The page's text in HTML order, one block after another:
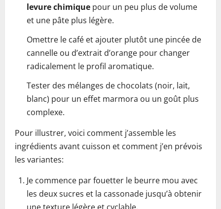
levure chimique pour un peu plus de volume
et une pâte plus légère.
Omettre le café et ajouter plutôt une pincée de
cannelle ou d’extrait d’orange pour changer
radicalement le profil aromatique.
Tester des mélanges de chocolats (noir, lait,
blanc) pour un effet marmora ou un goût plus
complexe.
Pour illustrer, voici comment j’assemble les
ingrédients avant cuisson et comment j’en prévois
les variantes:
Je commence par fouetter le beurre mou avec
les deux sucres et la cassonade jusqu’à obtenir